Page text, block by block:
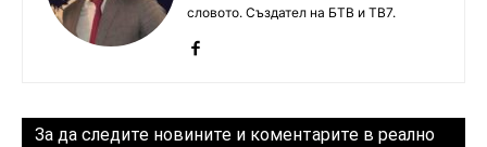
словото. Създател на БТВ и ТВ7.
За да следите новините и коментарите в реално